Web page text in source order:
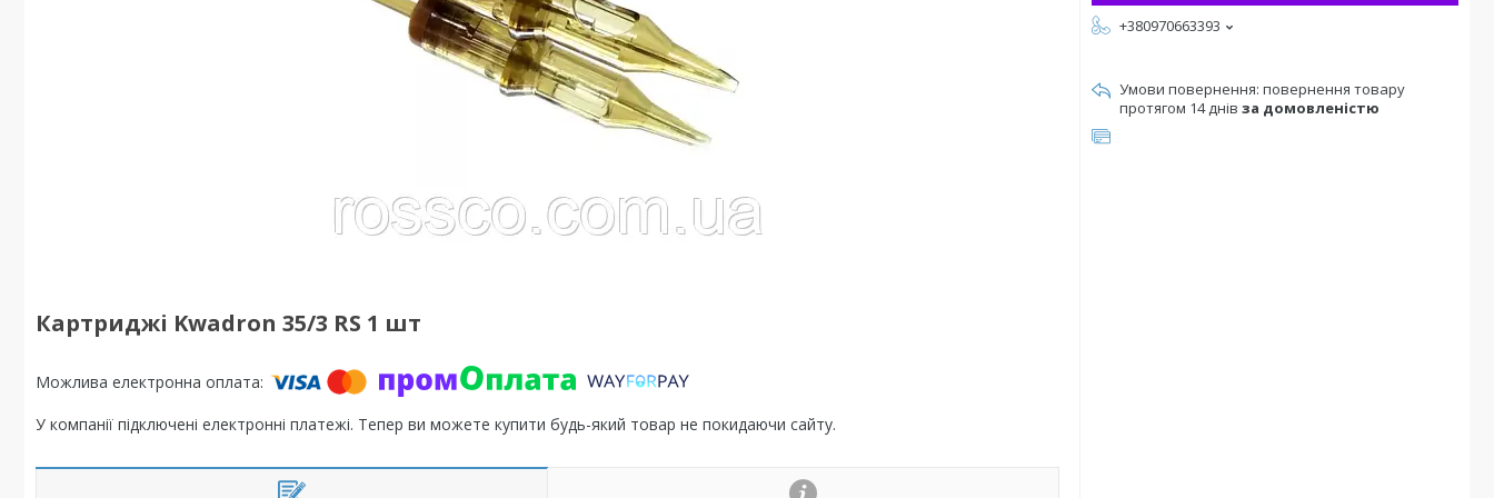
Картриджі Kwadron 35/3 RS 1 шт
У компанії підключені електронні платежі. Тепер ви можете купити будь-який товар не покидаючи сайту.
+380970663393
повернення товару
протягом 14 днів за домовленістю